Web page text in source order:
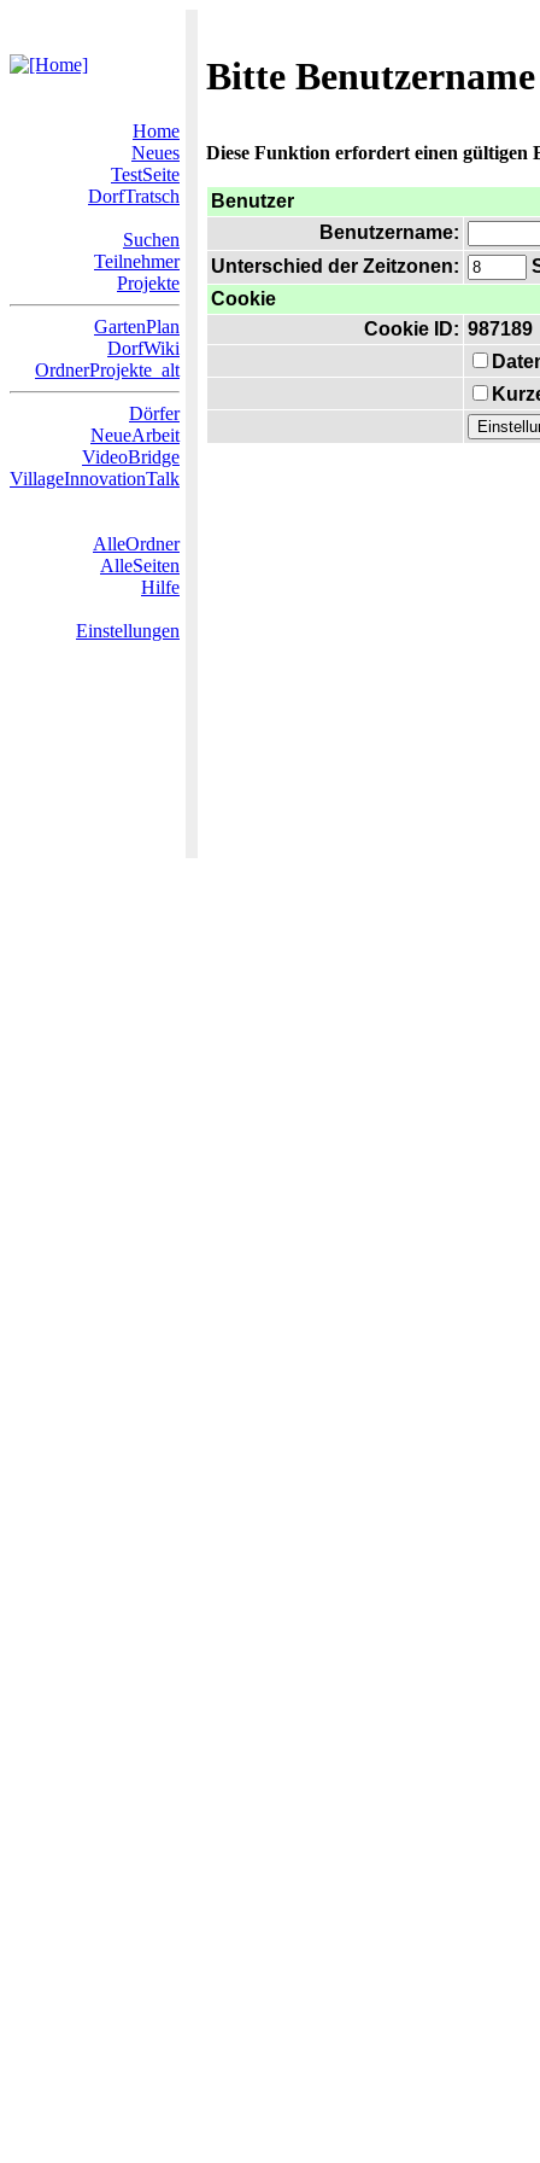
Bitte
Home
Neues
TestSeite
DorfTratsch
Suchen
Teilnehmer
Projekte
GartenPlan
DorfWiki
OrdnerProjekte_alt
Dörfer
NeueArbeit
VideoBridge
VillageInnovationTalk
AlleOrdner
AlleSeiten
Hilfe
Einstellungen
Diese Funktion erfordert einen gültigen
Benutzer
Benutzername:
Unterschied der Zeitzonen:
Cookie
Cookie ID: 987189